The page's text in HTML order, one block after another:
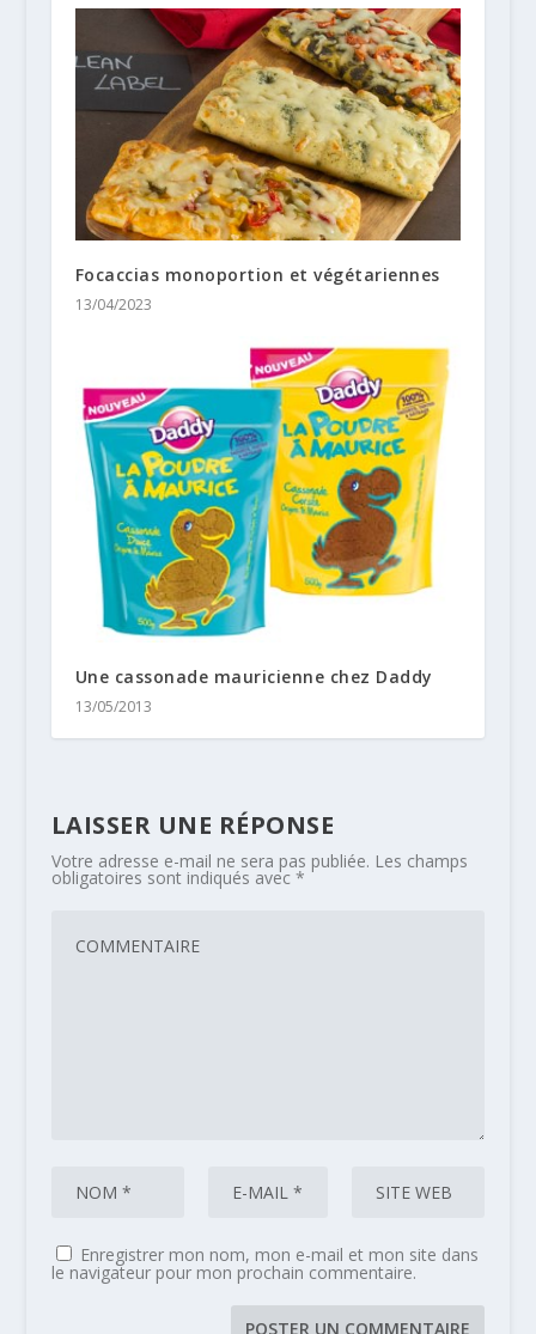
Focaccias monoportion et végétariennes
13/04/2023
Une cassonade mauricienne chez Daddy
13/05/2013
LAISSER UNE RÉPONSE
Votre adresse e-mail ne sera pas publiée. Les champs
obligatoires sont indiqués avec *
Enregistrer mon nom, mon e-mail et mon site dans
le navigateur pour mon prochain commentaire.